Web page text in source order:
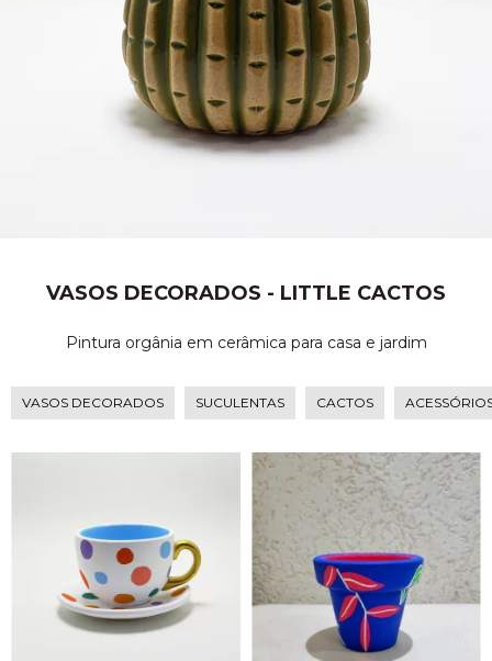
VASOS DECORADOS - LITTLE CACTOS
Pintura orgânia em cerâmica para casa e jardim
VASOS DECORADOS SUCULENTAS CACTOS